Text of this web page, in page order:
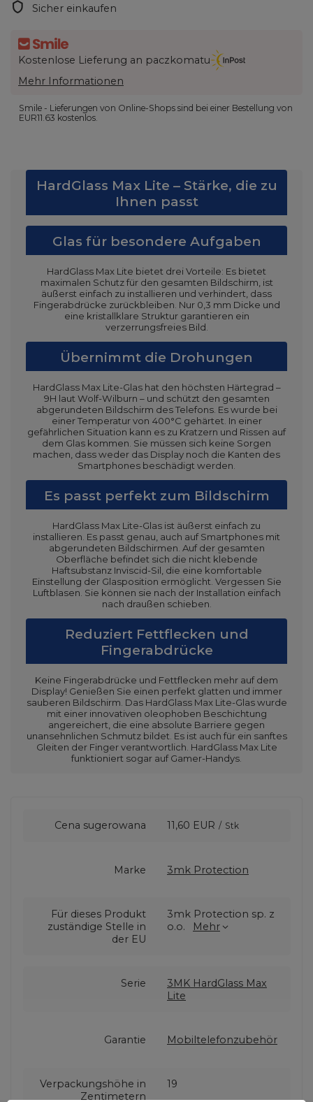
Sicher einkaufen
Kostenlose Lieferung an paczkomatu
Mehr Informationen
Smile - Lieferungen von Online-Shops sind bei einer Bestellung von
EUR11.63 kostenlos.
HardGlass Max Lite – Stärke, die zu
Ihnen passt
Glas für besondere Aufgaben
HardGlass Max Lite bietet drei Vorteile: Es bietet
maximalen Schutz für den gesamten Bildschirm, ist
äußerst einfach zu installieren und verhindert, dass
Fingerabdrücke zurückbleiben. Nur 0,3 mm Dicke und
eine kristallklare Struktur garantieren ein
verzerrungsfreies Bild.
Übernimmt die Drohungen
HardGlass Max Lite-Glas hat den höchsten Härtegrad –
9H laut Wolf-Wilburn – und schützt den gesamten
abgerundeten Bildschirm des Telefons. Es wurde bei
einer Temperatur von 400°C gehärtet. In einer
gefährlichen Situation kann es zu Kratzern und Rissen auf
dem Glas kommen. Sie müssen sich keine Sorgen
machen, dass weder das Display noch die Kanten des
Smartphones beschädigt werden.
Es passt perfekt zum Bildschirm
HardGlass Max Lite-Glas ist äußerst einfach zu
installieren. Es passt genau, auch auf Smartphones mit
abgerundeten Bildschirmen. Auf der gesamten
Oberfläche befindet sich die nicht klebende
Haftsubstanz Inviscid-Sil, die eine komfortable
Einstellung der Glasposition ermöglicht. Vergessen Sie
Luftblasen. Sie können sie nach der Installation einfach
nach draußen schieben.
Reduziert Fettflecken und
Fingerabdrücke
Keine Fingerabdrücke und Fettflecken mehr auf dem
Display! Genießen Sie einen perfekt glatten und immer
sauberen Bildschirm. Das HardGlass Max Lite-Glas wurde
mit einer innovativen oleophoben Beschichtung
angereichert, die eine absolute Barriere gegen
unansehnlichen Schmutz bildet. Es ist auch für ein sanftes
Gleiten der Finger verantwortlich. HardGlass Max Lite
funktioniert sogar auf Gamer-Handys.
Cena sugerowana 11,60 EUR / Stk
Marke 3mk Protection
Für dieses Produkt
zuständige Stelle in
der EU
3mk Protection sp. z
o.o.
Mehr
Serie
3MK HardGlass Max
Lite
Garantie Mobiltelefonzubehör
Verpackungshöhe in
Zentimetern
19